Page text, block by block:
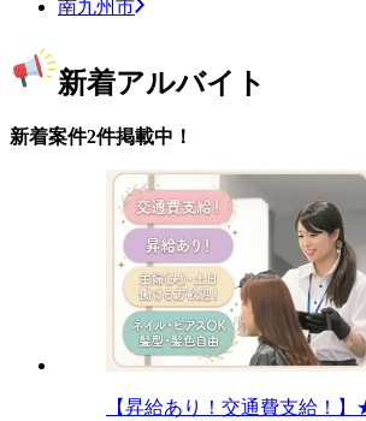
南九州市
新着アルバイト
新着案件2件掲載中！
【昇給あり！交通費支給！